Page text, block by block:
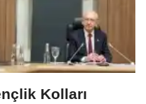
Kolları